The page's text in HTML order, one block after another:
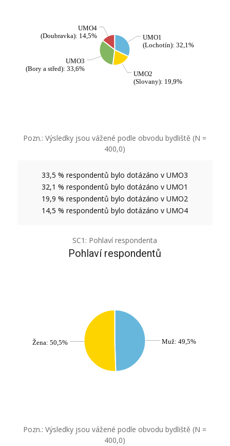
UMO1
(Lochotín): 32,1%
UMO2
(Slovany): 19,9%
UMO3
(Bory a střed): 33,6%
UMO4
(Doubravka): 14,5%
Pozn.: Výsledky jsou vážené podle obvodu bydliště (N =
400,0)
33,5 % respondentů bylo dotázáno v UMO3
32,1 % respondentů bylo dotázáno v UMO1
19,9 % respondentů bylo dotázáno v UMO2
14,5 % respondentů bylo dotázáno v UMO4
SC1: Pohlaví respondenta
Pohlaví respondentů
Muž: 49,5%
Žena: 50,5%
Pozn.: Výsledky jsou vážené podle obvodu bydliště (N =
400,0)